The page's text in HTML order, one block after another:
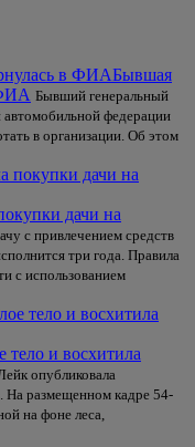
Бывшая
Бывший генеральный
федерации
в организации. Об этом
дачи на
с привлечением средств
три года. Правила
с использованием
тело и восхитила
опубликовала
На размещенном кадре 54-
на фоне леса,